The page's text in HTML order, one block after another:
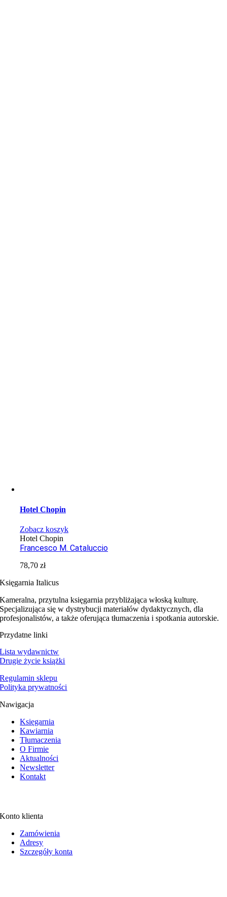
Hotel Chopin
Zobacz koszyk
Hotel Chopin
Francesco M. Cataluccio
78,70zł
Księgarnia Italicus
Kameralna, przytulna księgarnia przybliżająca włoską kulturę.
Specjalizująca się w dystrybucji materiałów dydaktycznych, dla
profesjonalistów, a także oferująca tłumaczenia i spotkania autorskie.
Przydatne linki
Lista wydawnictw
Drugie życie książki
Regulamin sklepu
Polityka prywatności
Nawigacja
Księgarnia
Kawiarnia
Tłumaczenia
O Firmie
Aktualności
Newsletter
Kontakt
Konto klienta
Zamówienia
Adresy
Szczegóły konta